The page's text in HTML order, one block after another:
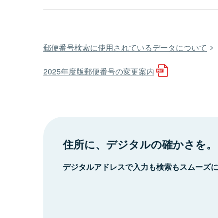
郵便番号検索に使用されているデータについて
2025年度版郵便番号の変更案内
住所に、デジタルの確かさを。
デジタルアドレスで入力も検索もスムーズ